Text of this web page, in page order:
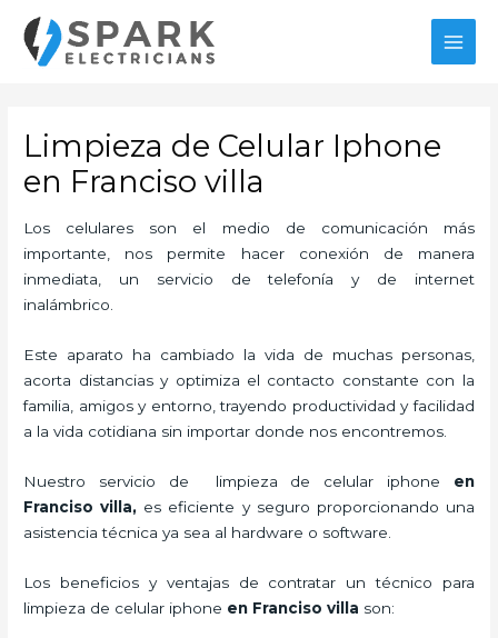
contenido
Limpieza de Celular Iphone
en Franciso villa
Los celulares son el medio de comunicación más
importante, nos permite hacer conexión de manera
inmediata, un servicio de telefonía y de internet
inalámbrico.
Este aparato ha cambiado la vida de muchas personas,
acorta distancias y optimiza el contacto constante con la
familia, amigos y entorno, trayendo productividad y facilidad
a la vida cotidiana sin importar donde nos encontremos.
Nuestro servicio de limpieza de celular iphone en
Franciso villa, es eficiente y seguro proporcionando una
asistencia técnica ya sea al hardware o software.
Los beneficios y ventajas de contratar un técnico para
limpieza de celular iphone en Franciso villa son: